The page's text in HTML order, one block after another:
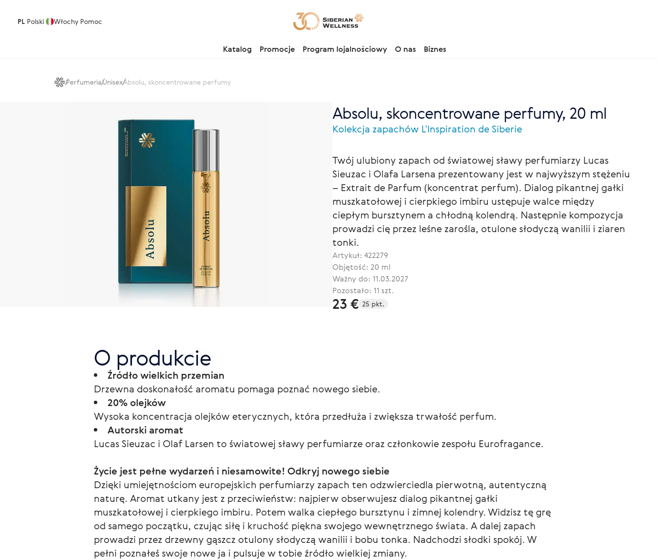
PL Polski Włochy Pomoc
Katalog Promocje Program lojalnościowy O nas Biznes
PerfumeriaUnisexAbsolu, skoncentrowane perfumy
Absolu, skoncentrowane perfumy, 20 ml
Kolekcja zapachów L'Inspiration de Siberie
Twój ulubiony zapach od światowej sławy perfumiarzy Lucas
Sieuzac i Olafa Larsena prezentowany jest w najwyższym stężeniu
– Extrait de Parfum (koncentrat perfum). Dialog pikantnej gałki
muszkatołowej i cierpkiego imbiru ustępuje walce między
ciepłym bursztynem a chłodną kolendrą. Następnie kompozycja
prowadzi cię przez leśne zarośla, otulone słodyczą wanilii i ziaren
tonki.
Artykuł: 422279
Objętość: 20 ml
Ważny do: 11.03.2027
Pozostało: 11 szt.
23 € 25 pkt.
O produkcie
Źródło wielkich przemian
Drzewna doskonałość aromatu pomaga poznać nowego siebie.
20% olejków
Wysoka koncentracja olejków eterycznych, która przedłuża i zwiększa trwałość perfum.
Autorski aromat
Lucas Sieuzac i Olaf Larsen to światowej sławy perfumiarze oraz członkowie zespołu Eurofragance.
Życie jest pełne wydarzeń i niesamowite! Odkryj nowego siebie
Dzięki umiejętnościom europejskich perfumiarzy zapach ten odzwierciedla pierwotną, autentyczną
naturę. Aromat utkany jest z przeciwieństw: najpierw obserwujesz dialog pikantnej gałki
muszkatołowej i cierpkiego imbiru. Potem walka ciepłego bursztynu i zimnej kolendry. Widzisz tę grę
od samego początku, czując siłę i kruchość piękna swojego wewnętrznego świata. A dalej zapach
prowadzi przez drzewny gąszcz otulony słodyczą wanilii i bobu tonka. Nadchodzi słodki spokój. W
pełni poznałeś swoje nowe ja i pulsuje w tobie źródło wielkiej zmiany.